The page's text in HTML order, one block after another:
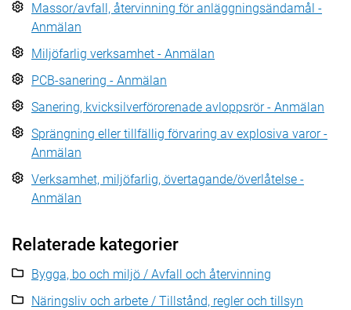
Massor/avfall, återvinning för anläggningsändamål -
Anmälan
Miljöfarlig verksamhet - Anmälan
PCB-sanering - Anmälan
Sanering, kvicksilverförorenade avloppsrör - Anmälan
Sprängning eller tillfällig förvaring av explosiva varor -
Anmälan
Verksamhet, miljöfarlig, övertagande/överlåtelse -
Anmälan
Relaterade kategorier
Bygga, bo och miljö / Avfall och återvinning
Näringsliv och arbete / Tillstånd, regler och tillsyn